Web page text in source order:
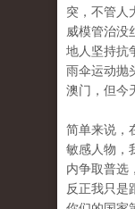
突，不管人
威模管治没
地人坚持抗
雨伞运动抛
澳门，但今
简单来说，
敏感人物，
内争取普选
反正我只是